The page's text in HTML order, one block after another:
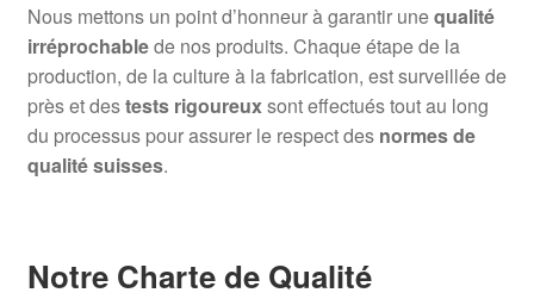
Nous mettons un point d’honneur à garantir unequalité
irréprochablede nos produits. Chaque étape de la
production, de la culture à la fabrication, est surveillée de
près et destests rigoureuxsont effectués tout au long
du processus pour assurer le respect des normes de
qualité suisses.
Notre Charte de Qualité